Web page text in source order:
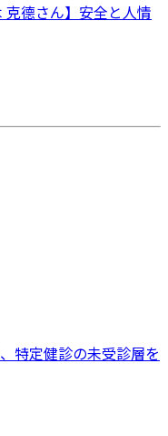
克德さん】安全と人情
特定健診の未受診層を